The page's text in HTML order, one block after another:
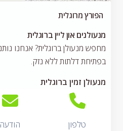
הפורץ מרוגלית
מנעולנים און ליין ברוגלית
בפתיחת דלתות ללא נזק.
מנעולן זמין ברוגלית
טלפון הודעה